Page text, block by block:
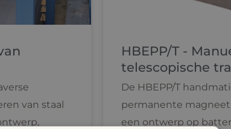
van staal
HBEPP/T -
telescopische
De HBEPP/T
permanente magneet
een ontwerp op